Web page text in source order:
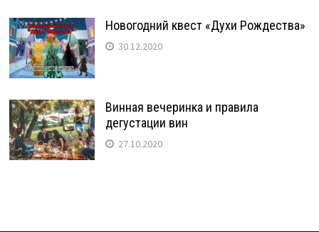
Новогодний квест «Духи Рождества»
30.12.2020
Винная вечеринка и правила
дегустации вин
27.10.2020